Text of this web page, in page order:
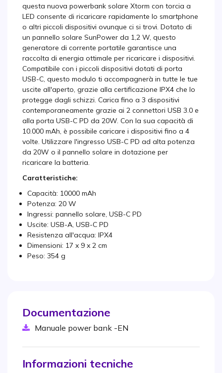
questa nuova powerbank solare Xtorm con torcia a
LED consente di ricaricare rapidamente lo smartphone
o altri piccoli dispositivi ovunque ci si trovi. Dotato di
un pannello solare SunPower da 1,2 W, questo
generatore di corrente portatile garantisce una
raccolta di energia ottimale per ricaricare i dispositivi.
Compatibile con i piccoli dispositivi dotati di porta
USB-C, questo modulo ti accompagnerà in tutte le tue
uscite all'aperto, grazie alla certificazione IPX4 che lo
protegge dagli schizzi. Carica fino a 3 dispositivi
contemporaneamente grazie ai 2 connettori USB 3.0 e
alla porta USB-C PD da 20W. Con la sua capacità di
10.000 mAh, è possibile caricare i dispositivi fino a 4
volte. Utilizzare l'ingresso USB-C PD ad alta potenza
da 20W o il pannello solare in dotazione per
ricaricare la batteria.
Caratteristiche:
Capacità: 10000 mAh
Potenza: 20 W
Ingressi: pannello solare, USB-C PD
Uscite: USB-A, USB-C PD
Resistenza all'acqua: IPX4
Dimensioni: 17 x 9 x 2 cm
Peso: 354 g
Documentazione
Manuale power bank -EN
Informazioni tecniche